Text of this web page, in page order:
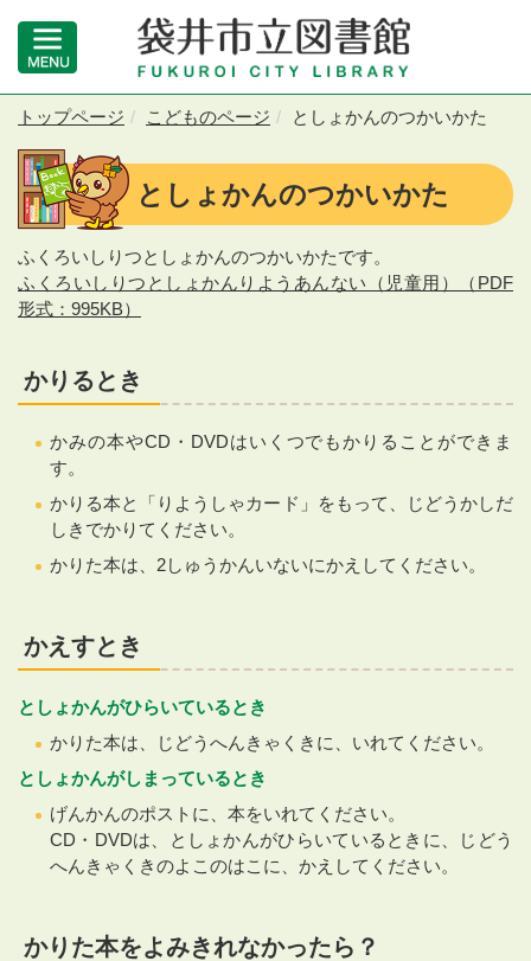
トップページ こどものページ としょかんのつかいかた
としょかんのつかいかた
ふくろいしりつとしょかんのつかいかたです。
ふくろいしりつとしょかんりようあんない（児童用）（PDF
形式：995KB）
かりるとき
かみの本やCD・DVDはいくつでもかりることができま
す。
かりる本と「りようしゃカード」をもって、じどうかしだ
しきでかりてください。
かりた本は、2しゅうかんいないにかえしてください。
かえすとき
としょかんがひらいているとき
かりた本は、じどうへんきゃくきに、いれてください。
としょかんがしまっているとき
げんかんのポストに、本をいれてください。
CD・DVDは、としょかんがひらいているときに、じどう
へんきゃくきのよこのはこに、かえしてください。
かりた本をよみきれなかったら？